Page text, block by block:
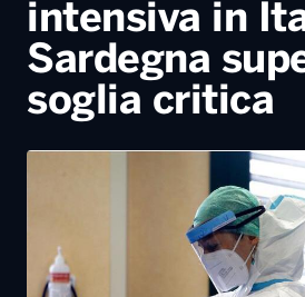
intensiva in
Sardegna
soglia critica